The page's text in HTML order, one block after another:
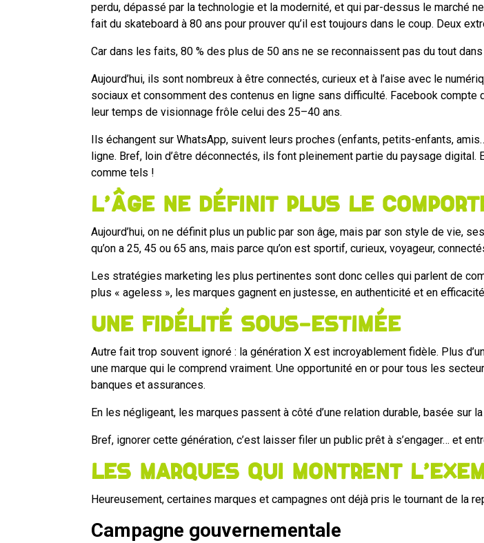
perdu, dépassé par la technologie et la modernité, et qui par-dessus le marché
fait du skateboard à 80 ans pour prouver qu’il est toujours dans le coup. Deux
Car dans les faits, 80 % des plus de 50 ans ne se reconnaissent pas du tout
Aujourd’hui, ils sont nombreux à être connectés, curieux et à l’aise avec le
sociaux et consomment des contenus en ligne sans difficulté. Facebook compte
leur temps de visionnage frôle celui des 25–40 ans.
Ils échangent sur WhatsApp, suivent leurs proches (enfants, petits-enfants,
ligne. Bref, loin d’être déconnectés, ils font pleinement partie du paysage
comme tels !
L’âge ne définit plus le
Aujourd’hui, on ne définit plus un public par son âge, mais par son style de vie,
qu’on a 25, 45 ou 65 ans, mais parce qu’on est sportif, curieux, voyageur,
Les stratégies marketing les plus pertinentes sont donc celles qui parlent de
plus « ageless », les marques gagnent en justesse, en authenticité et en
Une fidélité sous-estimée
Autre fait trop souvent ignoré : la génération X est incroyablement fidèle. Plus
une marque qui le comprend vraiment. Une opportunité en or pour tous les
banques et assurances.
En les négligeant, les marques passent à côté d’une relation durable, basée sur
Bref, ignorer cette génération, c’est laisser filer un public prêt à s’engager… et
Les marques qui montrent
Heureusement, certaines marques et campagnes ont déjà pris le tournant de la
Campagne gouvernementale